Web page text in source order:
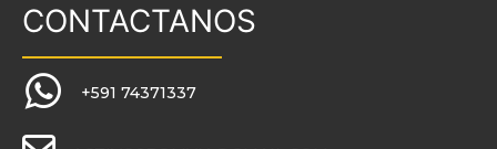
CONTACTANOS
+591 74371337